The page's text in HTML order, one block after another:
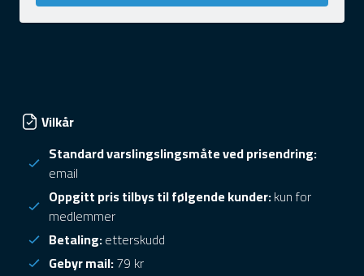
Vilkår
Standard varslingslingsmåte ved prisendring:
email
Oppgitt pris tilbys til følgende kunder:kun for
medlemmer
Betaling:etterskudd
Gebyr mail:79 kr